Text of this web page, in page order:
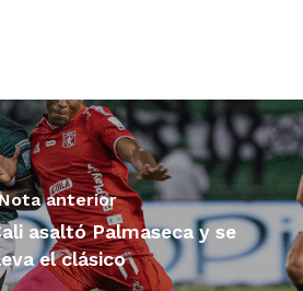
anterior
asaltó Palmaseca y se
el clásico